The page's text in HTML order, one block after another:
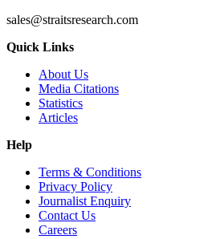
sales@straitsresearch.com
Quick Links
About Us
Media Citations
Statistics
Articles
Help
Terms & Conditions
Privacy Policy
Journalist Enquiry
Contact Us
Careers